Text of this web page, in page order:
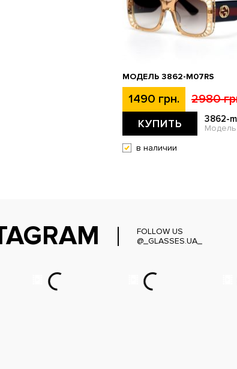
МОДЕЛЬ 3862-M07RS
1490 грн. 2980
КУПИТЬ 3862-
Модель
в наличии
FOLLOW US
@_GLASSES.UA_